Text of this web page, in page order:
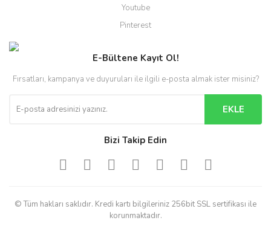
Youtube
Pinterest
E-Bültene Kayıt Ol!
Fırsatları, kampanya ve duyuruları ile ilgili e-posta almak ister misiniz?
EKLE
Bizi Takip Edin
© Tüm hakları saklıdır. Kredi kartı bilgileriniz 256bit SSL sertifikası ile
korunmaktadır.